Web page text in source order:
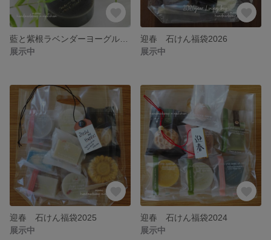
展示中
迎春 石けん福袋2026
展示中
迎春 石けん福袋2025
展示中
迎春 石けん福袋2024
展示中